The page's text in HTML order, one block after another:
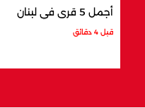
أجمل 5 قرى في لبنان
قبل 4 دقائق